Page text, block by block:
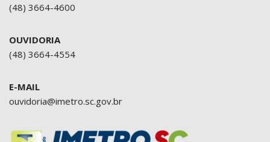
(48) 3664-4600
OUVIDORIA
(48) 3664-4554
E-MAIL
ouvidoria@imetro.sc.gov.br